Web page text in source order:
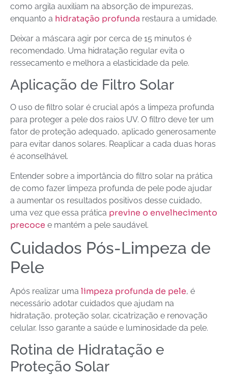
como argila auxiliam na absorção de impurezas,
enquanto a hidratação profunda restaura a umidade.
Deixar a máscara agir por cerca de 15 minutos é
recomendado. Uma hidratação regular evita o
ressecamento e melhora a elasticidade da pele.
Aplicação de Filtro Solar
O uso de filtro solar é crucial após a limpeza profunda
para proteger a pele dos raios UV. O filtro deve ter um
fator de proteção adequado, aplicado generosamente
para evitar danos solares. Reaplicar a cada duas horas
é aconselhável.
Entender sobre a importância do filtro solar na prática
de como fazer limpeza profunda de pele pode ajudar
a aumentar os resultados positivos desse cuidado,
uma vez que essa prática previne o envelhecimento
precoce e mantém a pele saudável.
Cuidados Pós-Limpeza de
Pele
Após realizar uma limpeza profunda de pele, é
necessário adotar cuidados que ajudam na
hidratação, proteção solar, cicatrização e renovação
celular. Isso garante a saúde e luminosidade da pele.
Rotina de Hidratação e
Proteção Solar